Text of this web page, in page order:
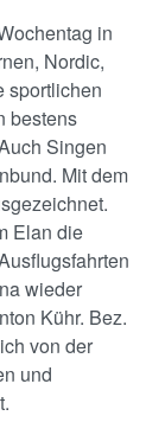
in
Nordic,
sportlichen
bestens
Singen
Mit dem
Elan die
wieder
Kühr. Bez.
von der
und